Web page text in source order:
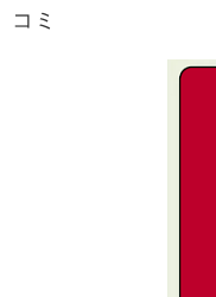
コミ